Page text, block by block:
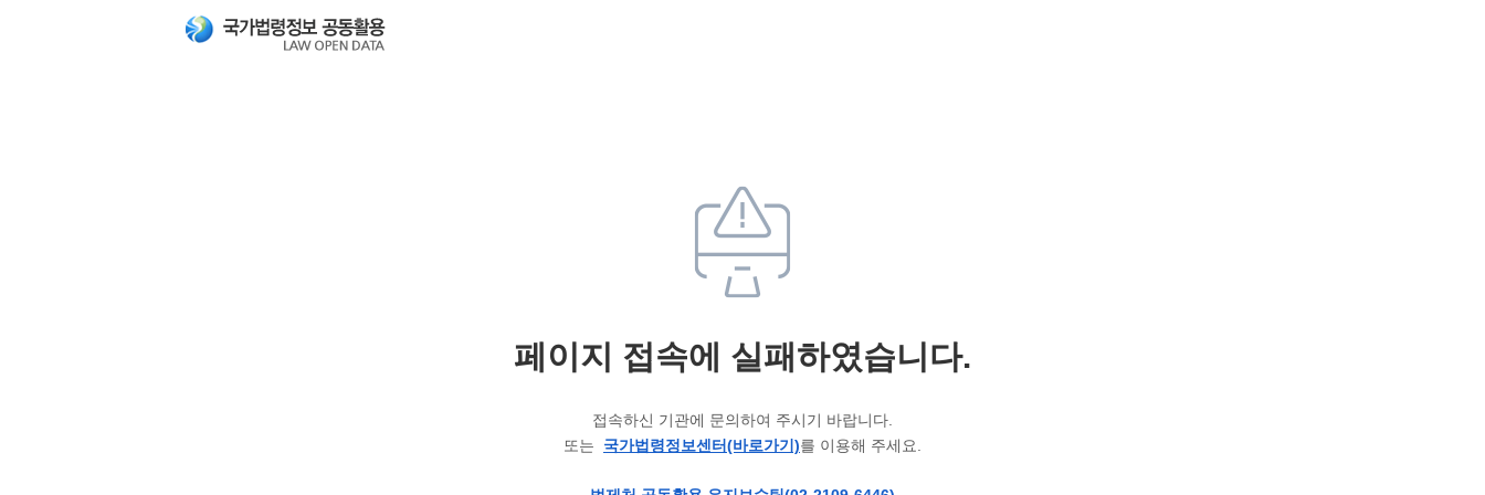
페이지 접속에 실패하였습니다.
접속하신 기관에 문의하여 주시기 바랍니다.
또는 국가법령정보센터(바로가기)를 이용해 주세요.